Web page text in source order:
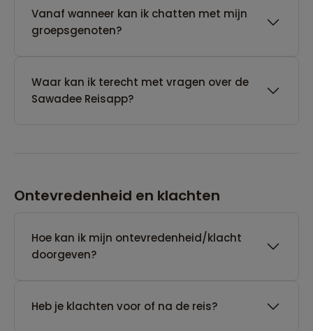
Vanaf wanneer kan ik chatten met mijn
groepsgenoten?
Waar kan ik terecht met vragen over de
Sawadee Reisapp?
Ontevredenheid en klachten
Hoe kan ik mijn ontevredenheid/klacht
doorgeven?
Heb je klachten voor of na de reis?